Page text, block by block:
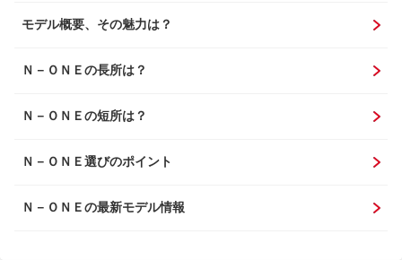
モデル概要、その魅力は？
Ｎ－ＯＮＥの長所は？
Ｎ－ＯＮＥの短所は？
Ｎ－ＯＮＥ選びのポイント
Ｎ－ＯＮＥの最新モデル情報